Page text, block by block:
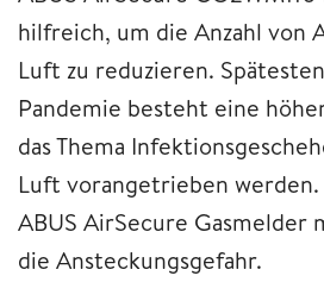
hilfreich, um die Anzahl von
Luft zu reduzieren.
Pandemie besteht eine
das Thema
Luft vorangetrieben
ABUS AirSecure
die Ansteckungsgefahr.